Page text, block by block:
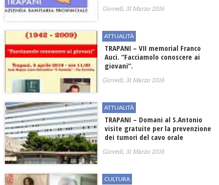
Giovedì, 31 Marzo 2016
ATTUALITÀ
TRAPANI – VII memorial Franco
Auci. “Facciamolo conoscere ai
giovani”.
Giovedì, 31 Marzo 2016
ATTUALITÀ
TRAPANI – Domani al S.Antonio
visite gratuite per la prevenzione
dei tumori del cavo orale
Giovedì, 31 Marzo 2016
CULTURA